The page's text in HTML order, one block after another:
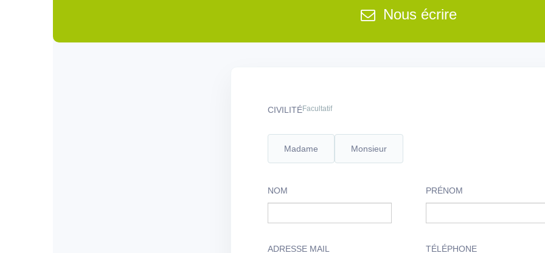
Nous écrire
CIVILITÉFacultatif
Madame Monsieur
NOM PRÉNOM
ADRESSE MAIL TÉLÉPHONE